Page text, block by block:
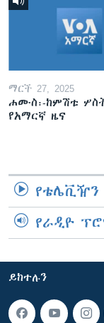
ማርች 27, 2025
ሐሙስ፡-ከምሽቱ
የአማርኛ ዜና
የቴሌቪዥን
የራዲዮ
ይከተሉን